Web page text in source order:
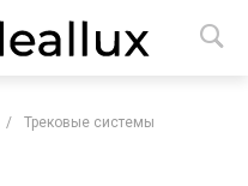
/ Трековые системы